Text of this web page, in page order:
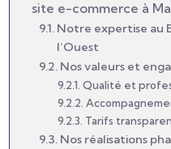
site e-commerce à
Notre expertise au
l’Ouest
Nos valeurs et
Qualité et
Tarifs
Nos réalisations